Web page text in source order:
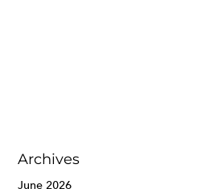
Archives
June 2026